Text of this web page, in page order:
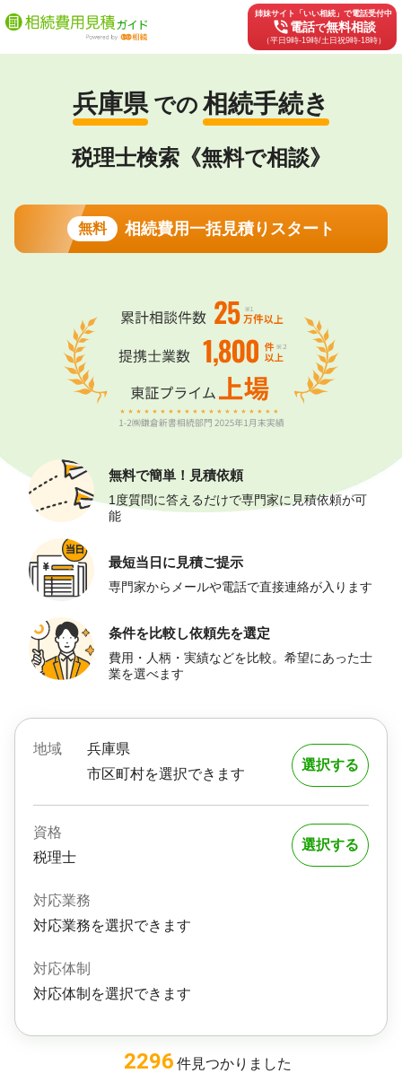
姉妹サイト「いい相続」で電話受付中
phone_in_talk電話で無料相談
（平日9時-19時/土日祝9時-18時）
兵庫県 での 相続手続き
税理士検索《無料で相談》
無料 相続費用一括見積りスタート
無料で簡単！ 見積依頼
1度質問に答えるだけで専門家に見積依頼が可
能
最短当日に 見積ご提示
専門家からメールや電話で直接連絡が入ります
条件を比較し依頼先を選定
費用・人柄・実績などを比較。希望にあった士
業を選べます
地域
兵庫県
市区町村を選択できます
選択する
資格
税理士
対応業務
対応業務を選択できます
対応体制
対応体制を選択できます
選択する
2296 件見つかりました